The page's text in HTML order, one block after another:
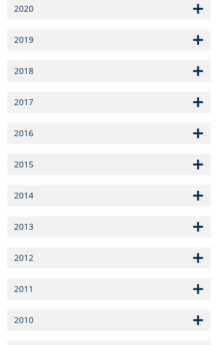
2020
2019
2018
2017
2016
2015
2014
2013
2012
2011
2010